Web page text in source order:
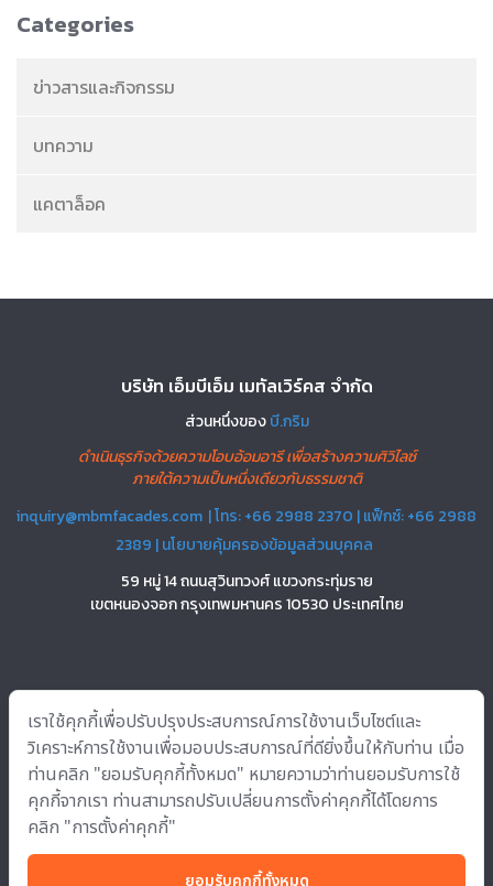
Categories
ข่าวสารและกิจกรรม
บทความ
แคตาล็อค
บริษัท เอ็มบีเอ็ม เมทัลเวิร์คส จำกัด
ส่วนหนึ่งของบี.กริม
ดำเนินธุรกิจด้วยความโอบอ้อมอารี เพื่อสร้างความศิวิไลซ์
ภายใต้ความเป็นหนึ่งเดียวกับธรรมชาติ
inquiry@mbmfacades.com | โทร: +66 2988 2370 | แฟ็กซ์: +66 2988
2389 |นโยบายคุ้มครองข้อมูลส่วนบุคคล
59 หมู่ 14 ถนนสุวินทวงศ์ แขวงกระทุ่มราย
เขตหนองจอก กรุงเทพมหานคร 10530 ประเทศไทย
อินโนเวชั่น
เรา
Copyright © 2022 บริษัท เอ็มบีเอ็ม เมทัลเวิร์คส จำกัด All rights reserved.
ติดตามเราได้ที่
เราใช้คุกกี้เพื่อปรับปรุงประสบการณ์การใช้งานเว็บไซต์และ
วิเคราะห์การใช้งานเพื่อมอบประสบการณ์ที่ดียิ่งขึ้นให้กับท่าน เมื่อ
ท่านคลิก "ยอมรับคุกกี้ทั้งหมด" หมายความว่าท่านยอมรับการใช้
คุกกี้จากเรา ท่านสามารถปรับเปลี่ยนการตั้งค่าคุกกี้ได้โดยการ
คลิก "การตั้งค่าคุกกี้"
ยอมรับคุกกี้ทั้งหมด